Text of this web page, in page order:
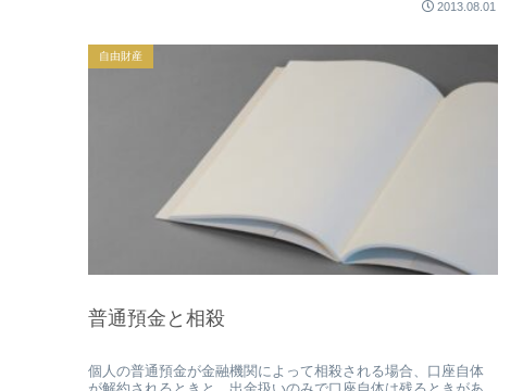
2013.08.01
自由財産
普通預金と相殺
個人の普通預金が金融機関によって相殺される場合、口座自体